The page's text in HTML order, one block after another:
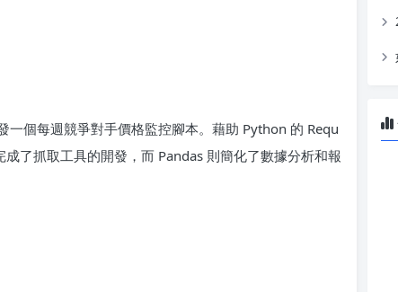
一個每週競爭對手價格監控腳本。藉助 Python 的 Requ
了抓取工具的開發，而 Pandas 則簡化了數據分析和報